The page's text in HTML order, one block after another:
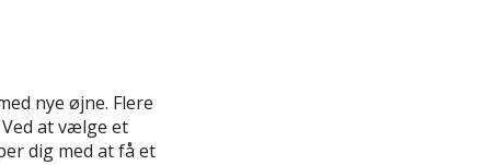
nye øjne. Flere
at vælge et
dig med at få et